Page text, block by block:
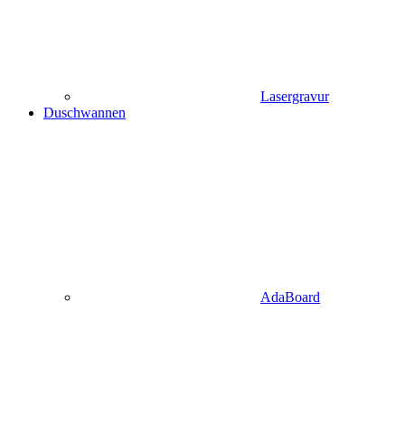
Lasergravur
Duschwannen
AdaBoard